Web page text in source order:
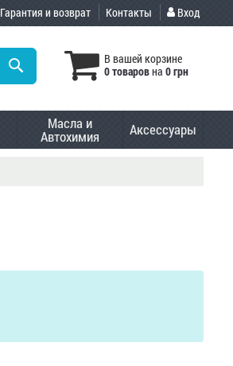
Гарантия и возврат Контакты Вход
В вашей корзине
0 товаровна 0 грн
Масла и
Автохимия Аксессуары